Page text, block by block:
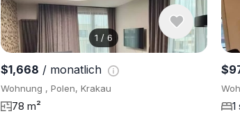
1 /6
$1,668 / monatlich
Wohnung , Polen, Krakau
78 m²